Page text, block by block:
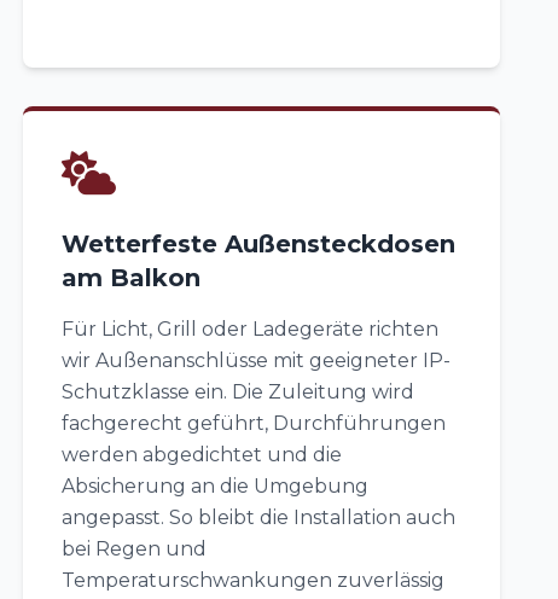
Wetterfeste Außensteckdosen
am Balkon
Für Licht, Grill oder Ladegeräte richten
wir Außenanschlüsse mit geeigneter IP-
Schutzklasse ein. Die Zuleitung wird
fachgerecht geführt, Durchführungen
werden abgedichtet und die
Absicherung an die Umgebung
angepasst. So bleibt die Installation auch
bei Regen und
Temperaturschwankungen zuverlässig